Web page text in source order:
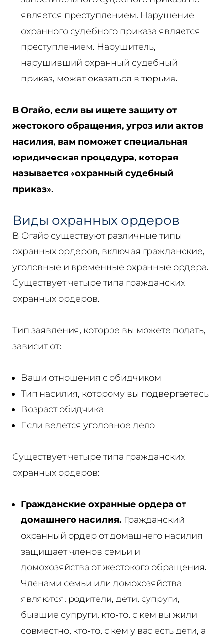
является преступлением. Нарушение
охранного судебного приказа является
преступлением. Нарушитель,
нарушивший охранный судебный
приказ, может оказаться в тюрьме.
В Огайо, если вы ищете защиту от
жестокого обращения, угроз или актов
насилия, вам поможет специальная
юридическая процедура, которая
называется «охранный судебный
приказ».
Виды охранных ордеров
В Огайо существуют различные типы
охранных ордеров, включая гражданские,
уголовные и временные охранные ордера.
Существует четыре типа гражданских
охранных ордеров.
Тип заявления, которое вы можете подать,
зависит от:
Ваши отношения с обидчиком
Тип насилия, которому вы подвергаетесь
Возраст обидчика
Если ведется уголовное дело
Существует четыре типа гражданских
охранных ордеров:
Гражданские охранные ордера от
домашнего насилия. Гражданский
охранный ордер от домашнего насилия
защищает членов семьи и
домохозяйства от жестокого обращения.
Членами семьи или домохозяйства
являются: родители, дети, супруги,
бывшие супруги, кто-то, с кем вы жили
совместно, кто-то, с кем у вас есть дети, а